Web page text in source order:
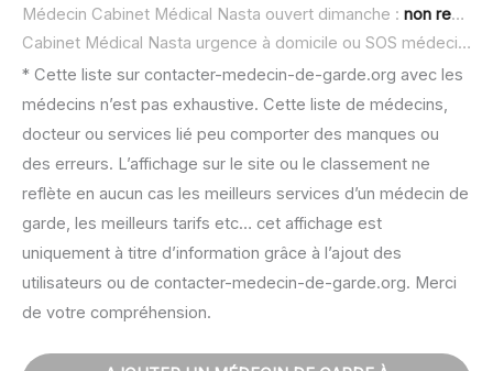
Médecin Cabinet Médical Nasta ouvert dimanche : non renseigné
Cabinet Médical Nasta urgence à domicile ou SOS médecin :
* Cette liste sur contacter-medecin-de-garde.org avec les
médecins n’est pas exhaustive. Cette liste de médecins,
docteur ou services lié peu comporter des manques ou
des erreurs. L’affichage sur le site ou le classement ne
reflète en aucun cas les meilleurs services d’un médecin de
garde, les meilleurs tarifs etc… cet affichage est
uniquement à titre d’information grâce à l’ajout des
utilisateurs ou de contacter-medecin-de-garde.org. Merci
de votre compréhension.